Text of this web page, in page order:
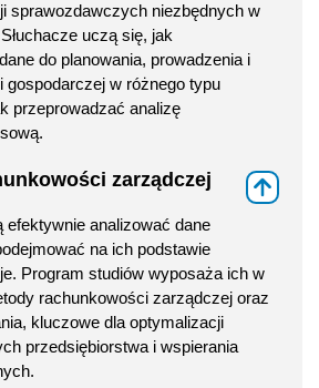
sprawozdawczych niezbędnych w
uczą się, jak
do planowania, prowadzenia i
gospodarczej w różnego typu
przeprowadzać analizę
zarządczej
efektywnie analizować dane
na ich podstawie
Program studiów wyposaża ich w
rachunkowości zarządczej oraz
kluczowe dla optymalizacji
przedsiębiorstwa i wspierania